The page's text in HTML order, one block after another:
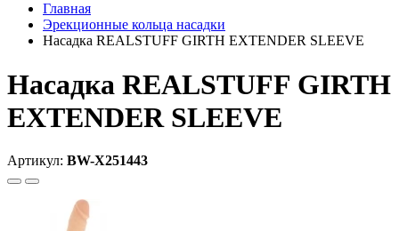
Главная
Эрекционные кольца насадки
Насадка REALSTUFF GIRTH EXTENDER SLEEVE
Насадка REALSTUFF GIRTH
EXTENDER SLEEVE
Артикул: BW-X251443